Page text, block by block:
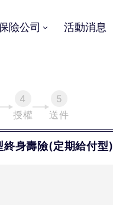
險公司 活動消息
4
授權
5
送件
終身壽險(定期給付型)